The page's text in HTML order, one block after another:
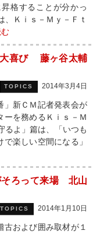
格することが分かっ
Ｋｉｓ－Ｍｙ－Ｆｔ
大喜び 藤ヶ谷太輔
TOPICS 2014年3月4日
新ＣＭ記者発表会が
ーを務めるＫｉｓ－Ｍ
よ」篇は、「いつも
楽しい空間になる」
そろって来場 北山
TOPICS 2014年1月10日
および囲み取材が１